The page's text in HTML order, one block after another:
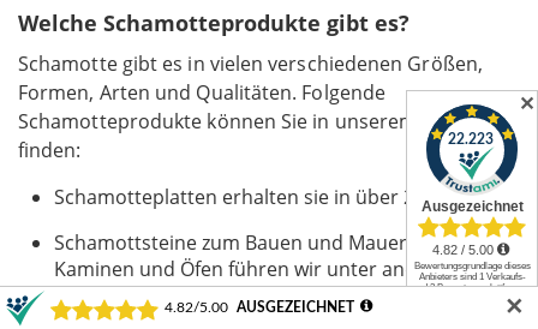
Welche Schamotteprodukte gibt es?
Schamotte gibt es in vielen verschiedenen Größen,
Formen, Arten und Qualitäten. Folgende
Schamotteprodukte können Sie in unserem Sortiment
finden:
Schamotteplatten erhalten sie in über 20 Größen.
Schamottsteine zum Bauen und Mauern von
Kaminen und Öfen führen wir unter anderem in
Formaten, wie NF-1, NF-32, NF2, NF2-20 und NF2-30
an. Darüber hinaus gibt es sie in verschiedenen
✕
✕